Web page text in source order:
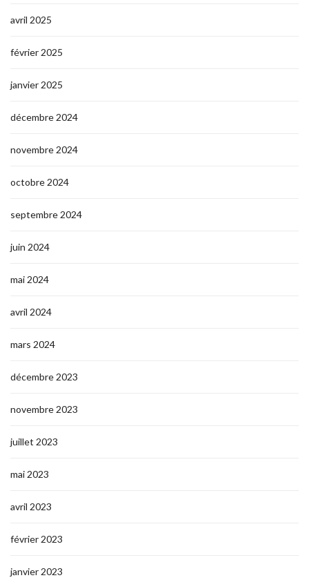
avril 2025
février 2025
janvier 2025
décembre 2024
novembre 2024
octobre 2024
septembre 2024
juin 2024
mai 2024
avril 2024
mars 2024
décembre 2023
novembre 2023
juillet 2023
mai 2023
avril 2023
février 2023
janvier 2023